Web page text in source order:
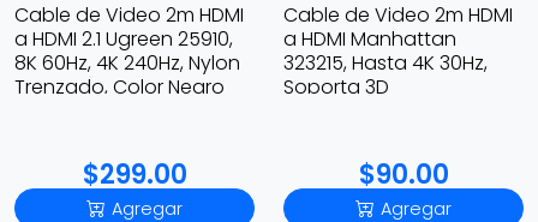
Cable de Video 2m HDMI
a HDMI 2.1 Ugreen 25910,
8K 60Hz, 4K 240Hz, Nylon
Trenzado, Color Negro
$299.00
Agregar
Cable de Video 2m HDMI
a HDMI Manhattan
323215, Hasta 4K 30Hz,
Soporta 3D
$90.00
Agregar